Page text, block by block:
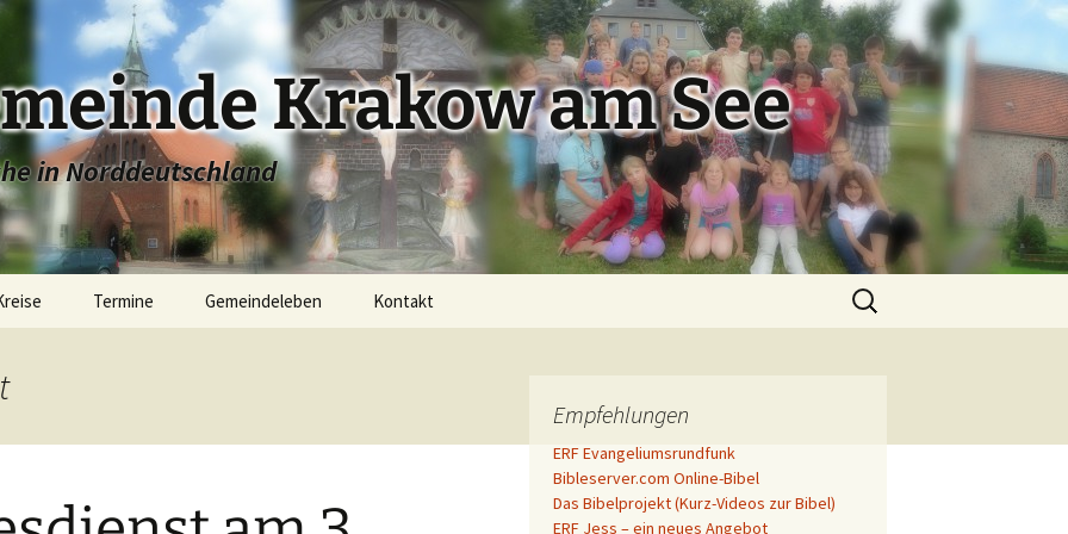
Krakow am See
in Norddeutschland
Dorfkirche Alt Sammit
Termine Gemeindeleben Kontakt
Suchen
nach:
Empfehlungen
ERF Evangeliumsrundfunk
Bibleserver.com Online-Bibel
Das Bibelprojekt (Kurz-Videos zur Bibel)
ERF Jess – ein neues Angebot